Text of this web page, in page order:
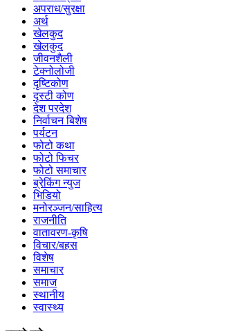
अपराध/सुरक्षा
अर्थ
खेलकुद
खेलकुद
जीवनशैली
टेक्नोलोजी
दृष्टिकोण
दृस्टी कोण
देश परदेश
निर्वाचन बिशेष
पर्यटन
फोटो कथा
फोटो फिचर
फोटो समाचार
ब्रेकिंग न्युज
भिडियो
मनोरञ्जन/साहित्य
राजनीति
वातावरण-कृषि
विचार/बहस
विशेष
समाचार
समाज
स्थानीय
स्वास्थ्य